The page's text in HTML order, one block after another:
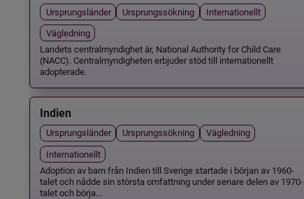
Ursprungsländer Ursprungssökning
Internationellt
Vägledning
Landets centralmyndighet är, National Authority for Child Care
(NACC). Centralmyndigheten erbjuder stöd till internationellt
adopterade.
Indien
Ursprungsländer Ursprungssökning
Vägledning
Internationellt
Adoption av barn från Indien till Sverige startade i början av 1960-
talet och nådde sin största omfattning under senare delen av 1970-
talet och börja...